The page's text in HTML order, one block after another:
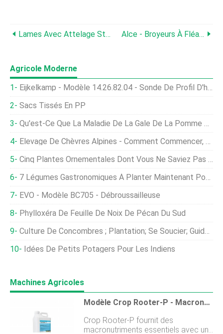
Lames Avec Attelage Standard Alce - Broyeurs À Fléaux
Agricole Moderne
Eijkelkamp - Modèle 14.26.82.04 - Sonde De Profil D'humidité Du Sol, 40cm
Sacs Tissés En PP
Qu'est-Ce Que La Maladie De La Gale De La Pomme De Terre:Conseils Pour Traiter La Gale Des Pommes De Terre
Élevage De Chèvres Alpines - Comment Commencer, Profil De Race
Cinq Plantes Ornementales Dont Vous Ne Saviez Pas Qu'elles Étaient Comestibles
7 Légumes Gastronomiques À Planter Maintenant Pour La Récolte D'automne
EVO - Modèle BC705 - Débroussailleuse
Phylloxéra De Feuille De Noix De Pécan Du Sud
Culture De Concombres ; Plantation; Se Soucier; Guide De Récolte
Idées De Petits Potagers Pour Les Indiens
Machines Agricoles
Modèle Crop Rooter-P - Macronutriments Essentiels
Crop Rooter-P fournit des
macronutriments essentiels avec une